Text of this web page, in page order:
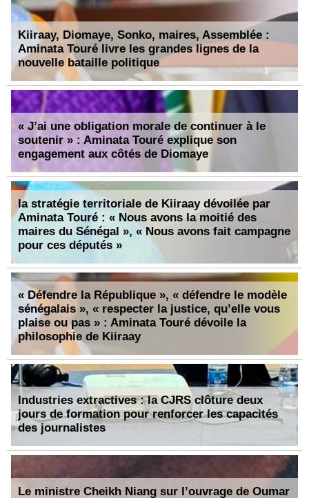
Kiiraay, Diomaye, Sonko, maires, Assemblée :
Aminata Touré livre les grandes lignes de la
nouvelle bataille politique
« J’ai une obligation morale de continuer à le
soutenir » : Aminata Touré explique son
engagement aux côtés de Diomaye
la stratégie territoriale de Kiiraay dévoilée par
Aminata Touré : « Nous avons la moitié des
maires du Sénégal », « Nous avons fait campagne
pour ces députés »
« Défendre la République », « défendre le modèle
sénégalais », « respecter la justice, qu’elle vous
plaise ou pas » : Aminata Touré dévoile la
philosophie de Kiiraay
Industries extractives : la CJRS clôture deux
jours de formation pour renforcer les capacités
des journalistes
Le ministre Cheikh Niang sur l’ouvrage de Oumar